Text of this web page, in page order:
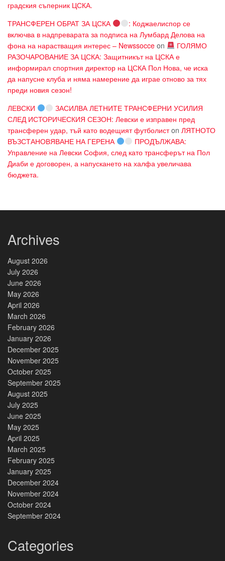
градския съперник ЦСКА.
ТРАНСФЕРЕН ОБРАТ ЗА ЦСКА
: Коджаелиспор се
включва в надпреварата за подписа на Лумбард Делова на
фона на нарастващия интерес – Newssocce on
ГОЛЯМО
РАЗОЧАРОВАНИЕ ЗА ЦСКА: Защитникът на ЦСКА е
информирал спортния директор на ЦСКА Пол Нова, че иска
да напусне клуба и няма намерение да играе отново за тях
преди новия сезон!
ЛЕВСКИ
ЗАСИЛВА ЛЕТНИТЕ ТРАНСФЕРНИ УСИЛИЯ
СЛЕД ИСТОРИЧЕСКИЯ СЕЗОН: Левски е изправен пред
трансферен удар, тъй като водещият футболистon ЛЯТНОТО
ВЪЗСТАНОВЯВАНЕ НА ГЕРЕНА
ПРОДЪЛЖАВА:
Управление на Левски София, след като трансферът на Пол
Диаби е договорен, а напускането на халфа увеличава
бюджета.
Archives
August 2026
July 2026
June 2026
May 2026
April 2026
March 2026
February 2026
January 2026
December 2025
November 2025
October 2025
September 2025
August 2025
July 2025
June 2025
May 2025
April 2025
March 2025
February 2025
January 2025
December 2024
November 2024
October 2024
September 2024
Categories